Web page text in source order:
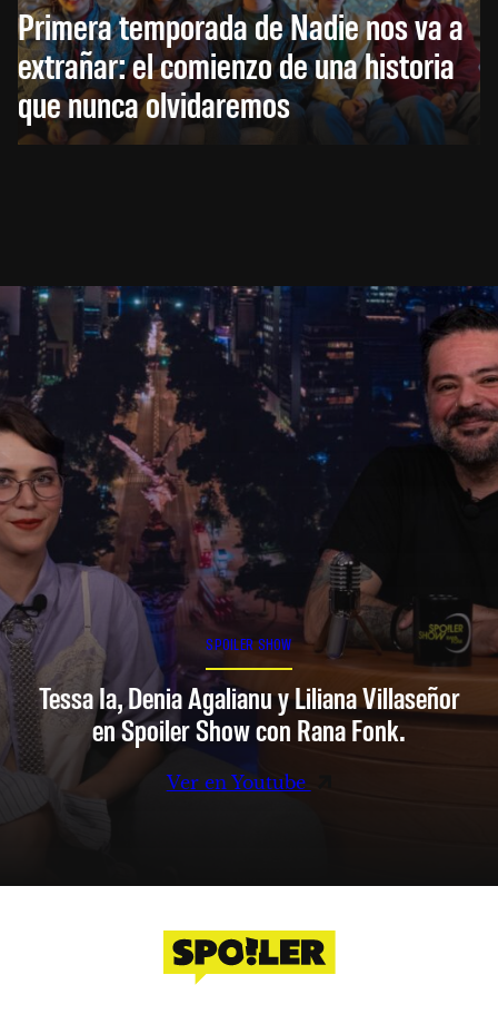
Primera temporada de Nadie nos va a
extrañar: el comienzo de una historia
que nunca olvidaremos
SPOILER SHOW
Tessa Ia, Denia Agalianu y Liliana Villaseñor
en Spoiler Show con Rana Fonk.
Ver en Youtube